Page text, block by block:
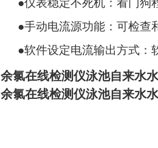
●仪表稳定不死机：看门狗
●手动电流源功能：可检查
●软件设定电流输出方式：
余氯在线检测仪泳池自来水
余氯在线检测仪泳池自来水